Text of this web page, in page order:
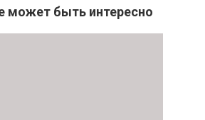
может быть интересно